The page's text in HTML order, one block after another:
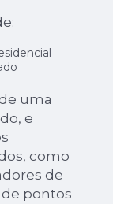
uma
e
como
de
pontos